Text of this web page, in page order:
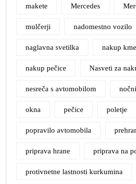
makete Mercedes
mulčerji nadomestno vozilo
naglavna svetilka nakup
nakup pečice Nasveti za
nesreča s avtomobilom
okna pečice poletje
popravilo avtomobila
priprava hrane priprava na
protivnetne lastnosti kurkumina